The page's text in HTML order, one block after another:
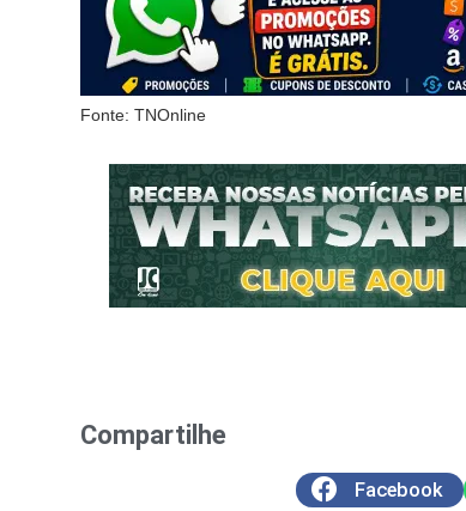
Fonte: TNOnline
Compartilhe
Facebook